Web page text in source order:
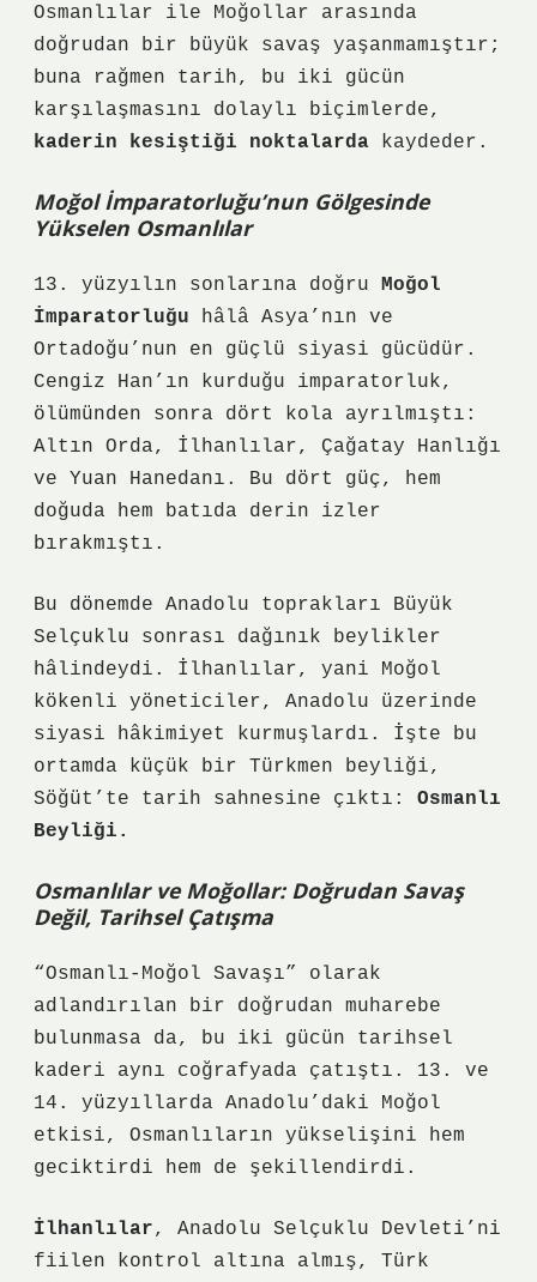
Osmanlılar ile Moğollar arasında
doğrudan bir büyük savaş yaşanmamıştır;
buna rağmen tarih, bu iki gücün
karşılaşmasını dolaylı biçimlerde,
kaderin kesiştiği noktalarda kaydeder.
Moğol İmparatorluğu’nun Gölgesinde
Yükselen Osmanlılar
13. yüzyılın sonlarına doğru Moğol
İmparatorluğu hâlâ Asya’nın ve
Ortadoğu’nun en güçlü siyasi gücüdür.
Cengiz Han’ın kurduğu imparatorluk,
ölümünden sonra dört kola ayrılmıştı:
Altın Orda, İlhanlılar, Çağatay Hanlığı
ve Yuan Hanedanı. Bu dört güç, hem
doğuda hem batıda derin izler
bırakmıştı.
Bu dönemde Anadolu toprakları Büyük
Selçuklu sonrası dağınık beylikler
hâlindeydi. İlhanlılar, yani Moğol
kökenli yöneticiler, Anadolu üzerinde
siyasi hâkimiyet kurmuşlardı. İşte bu
ortamda küçük bir Türkmen beyliği,
Söğüt’te tarih sahnesine çıktı: Osmanlı
Beyliği.
Osmanlılar ve Moğollar: Doğrudan Savaş
Değil, Tarihsel Çatışma
“Osmanlı-Moğol Savaşı” olarak
adlandırılan bir doğrudan muharebe
bulunmasa da, bu iki gücün tarihsel
kaderi aynı coğrafyada çatıştı. 13. ve
14. yüzyıllarda Anadolu’daki Moğol
etkisi, Osmanlıların yükselişini hem
geciktirdi hem de şekillendirdi.
İlhanlılar, Anadolu Selçuklu Devleti’ni
fiilen kontrol altına almış, Türk